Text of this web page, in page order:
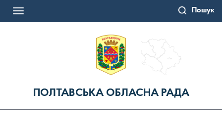
Пошук
Toggle
ПОЛТАВСЬКА ОБЛАСНА РАДА